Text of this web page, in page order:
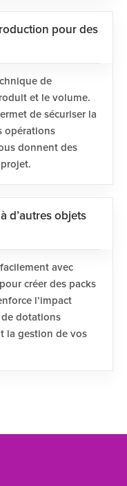
pour des
de
et le volume.
de sécuriser la
opérations
donnent des
d’autres objets
avec
créer des packs
l’impact
de dotations
la gestion de vos